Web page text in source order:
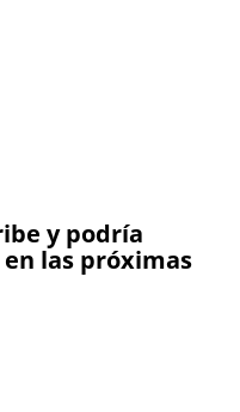
y podría
las próximas